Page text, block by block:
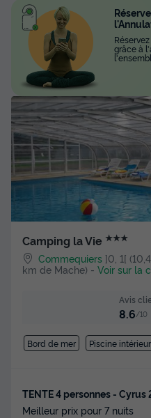
Camping la Vie ★★★
Commequiers ]0, 1[
km de Mache) - Voir sur la
Avis
8.6/10
Bord de mer Piscine
TENTE 4 personnes - Cyrus
Meilleur prix pour 7 nuits
grâce à